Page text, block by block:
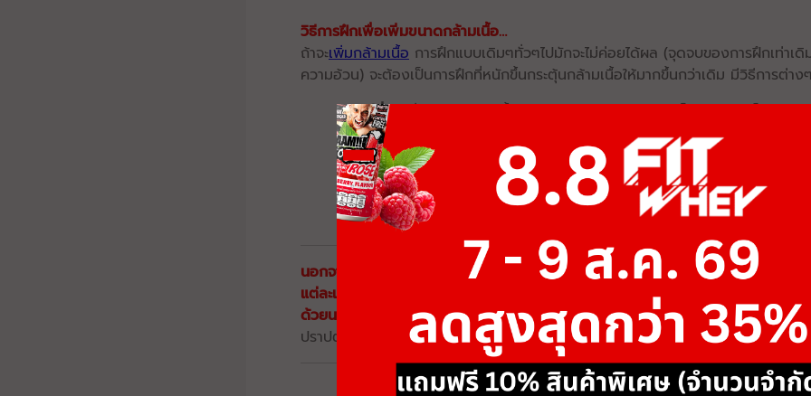
วิธีการฝึกเพื่อเพิ่มขนาดกล้ามเนื้อ…
ถ้าจะเพิ่มกล้ามเนื้อ การฝึกแบบเดิมๆทั่วๆไปมักจะไม่ค่อยได้ผล (จุดจบของการฝึกเท่าเ
ความอ้วน) จะต้องเป็นการฝึกที่หนักขึ้นกระตุ้นกล้ามเนื้อให้มากขึ้นกว่าเดิม มีวิธีการต่า
วิธีที่ 1.เพิ่มวันฝึกให้มากขึ้น ถ้าเคยฝึกสัปดาห์ละ 3 วัน ก็ลองมาฝึกเป็น 4 ห
วิธีที่ 2.
เพิ่มเซตในแต่ละมัดกล้ามเนื้อให้มากขึ้น เช่น จาก 10-15 เซต ก็ลอง
เซต
วิธีที่ 3.พยายามฝึกจนหมดแรง เพิ่มความหนักขึ้นหรือเพิ่มจำนวนครั้งขึ้นเรื่
วิธีที่ 4.ใช้เทคนิคต่างๆ(Advance Technique)มาเสริมการฝึกให้หนักขึ้น เ
under-tension, drop-sets, rest-pause, pre-exhurt superset…
นอกจากนี้อย่าลืมว่า เมื่อเราฝึกหนักขึ้นก็ควรให้ความสำคัญกับเรื่องการพักผ่อนนอนห
แต่ละเดือนก็ควรวัดผลด้วยการวัดไขมัน ถ่ายรูป หรือวัดด้วยเทป เพื่อดูการพัฒนากา
ด้วยนะครับ
ปราปต์ ปรมาภูติ